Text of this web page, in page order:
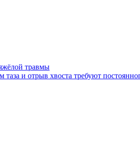
травмы
и отрыв хвоста требуют